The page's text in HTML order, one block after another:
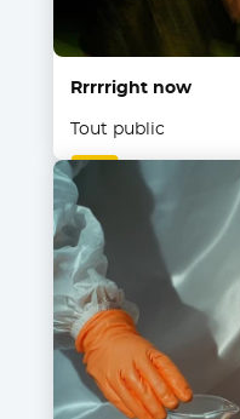
Rrrrright now
Tout public